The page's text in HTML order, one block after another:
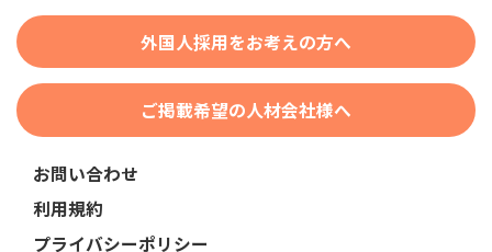
団体種別から探す
業界・職種から検索する
技人国・高度人材の受け入れ相場
特定技能
技術・人文知識・国際業務
助成金
外国人採用をお考えの方へ
ご掲載希望の人材会社様へ
お問い合わせ
利用規約
プライバシーポリシー